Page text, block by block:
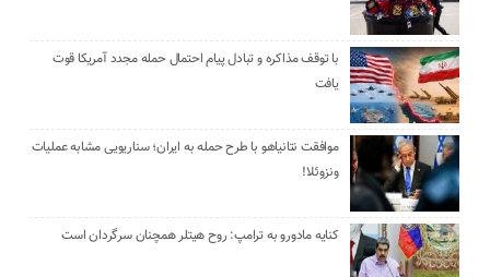
با توقف مذاکره و تبادل پیام احتمال حمله مجدد آمریکا قوت
یافت
موافقت نتانیاهو با طرح حمله به ایران؛ سناریویی مشابه عملیات
ونزوئلا!
کنایه مادورو به ترامپ: روح هیتلر همچنان سرگردان است